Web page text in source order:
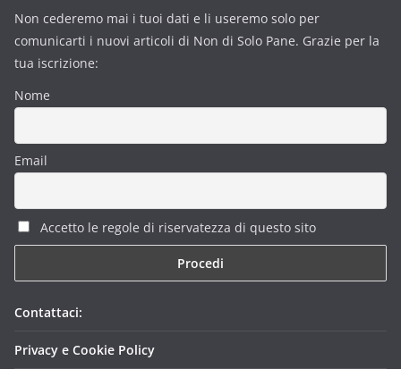
Non cederemo mai i tuoi dati e li useremo solo per
comunicarti i nuovi articoli di Non di Solo Pane. Grazie per la
tua iscrizione:
Nome
Email
Accetto le regole di riservatezza di questo sito
Contattaci:
Privacy e Cookie Policy